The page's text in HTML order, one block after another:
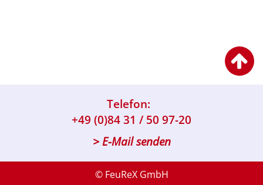
Telefon:
+49 (0)84 31 / 50 97-20
> E-Mail senden
© FeuReX GmbH